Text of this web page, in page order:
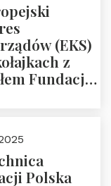
(EKS)
z
Fundacji
Polska